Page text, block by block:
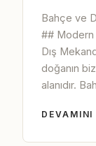
Bahçe ve
## Modern
Dış
doğanın
alanıdır.